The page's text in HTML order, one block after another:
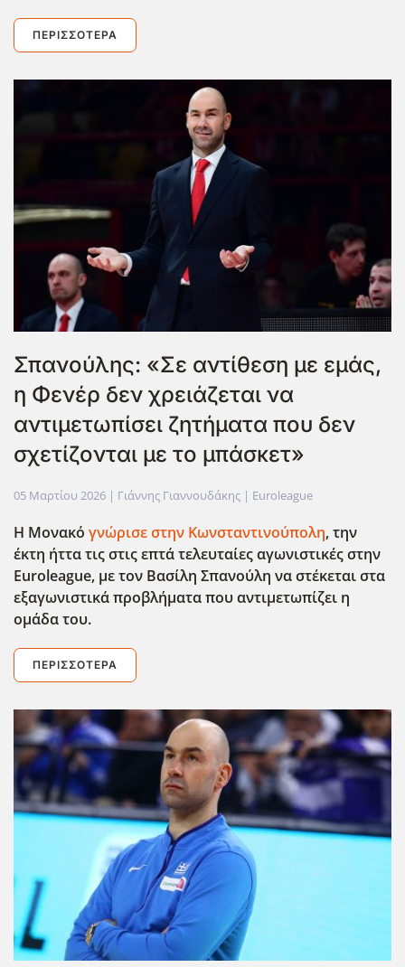
ΠΕΡΙΣΣΌΤΕΡΑ
Σπανούλης: «Σε αντίθεση με εμάς,
η Φενέρ δεν χρειάζεται να
αντιμετωπίσει ζητήματα που δεν
σχετίζονται με το μπάσκετ»
05 Μαρτίου 2026 | Γιάννης Γιαννουδάκης | Euroleague
Η Μονακό γνώρισε στην Κωνσταντινούπολη, την
έκτη ήττα τις στις επτά τελευταίες αγωνιστικές στην
Euroleague, με τον Βασίλη Σπανούλη να στέκεται στα
εξαγωνιστικά προβλήματα που αντιμετωπίζει η
ομάδα του.
ΠΕΡΙΣΣΌΤΕΡΑ